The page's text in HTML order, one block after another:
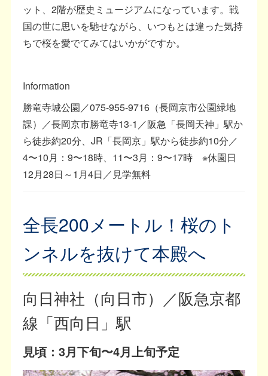
ット、2階が歴史ミュージアムになっています。戦
国の世に思いを馳せながら、いつもとは違った気持
ちで桜を愛でてみてはいかがですか。
Information
勝竜寺城公園／075-955-9716（長岡京市公園緑地
課）／長岡京市勝竜寺13-1／阪急「長岡天神」駅か
ら徒歩約20分、JR「長岡京」駅から徒歩約10分／
4〜10月：9〜18時、11〜3月：9〜17時 ※休園日
12月28日～1月4日／見学無料
全長200メートル！桜のト
ンネルを抜けて本殿へ
向日神社（向日市）／阪急京都
線「西向日」駅
見頃：3月下旬〜4月上旬予定